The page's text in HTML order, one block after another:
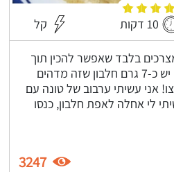
10 דקות קל
שיבולת שועל מ-3 מצרכים בלבד שאפשר להכין תוך
כמה דקות עבודה, בלאפה יש כ-7 גרם חלבון שזה מדהים
אני עשיתי ערבוב של טונה עם
לי אחלה לאפת חלבון, כנסו
3247